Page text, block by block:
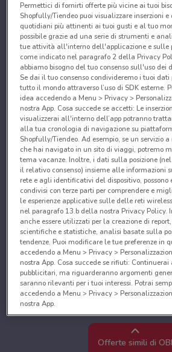
Offerte simili di OBI
Permettici di fornirti offerte più vicine ai tuoi
Shopfully/Tiendeo puoi visualizzare inserzioni
quotidiani più attinenti ai tuoi gusti e al tuo
possibile grazie ad una serie di strumenti e
tue attività all'interno dell'applicazione e sulle
come indicato nel paragrafo 2 della Privacy
abbiamo bisogno del tuo consenso sull'uso
Se dai il tuo consenso condivideremo i tuoi
tutto il mondo attraverso l’uso di SDK esterne.
idea accedendo a Menu > Privacy >
nostra App. Cosa succede se accetti: Le
visualizzerai all'interno dell’app potranno
alla tua cronologia di navigazione su
Shopfully/Tiendeo. Ad esempio, se un servizio
che hai navigato in un sito di viaggi, potremo
tema vacanze. Inoltre, i dati sulla posizione
il relativo consenso) insieme alle informazioni
rete e agli identificativi del dispositivo, possono
condivisi con terze parti per comprendere e
le esperienze applicative sulle delle reti
nel paragrafo 13.b della nostra Privacy Policy.
anche essere utilizzati per la creazione di
scientifiche e statistiche, analisi basate sulla
tendenze. Puoi modificare le tue preferenze in
accedendo a Menu > Privacy >
nostra App. Cosa succede se rifiuti:
pubblicitari, ma riguarderanno argomenti
saranno rilevanti per i tuoi interessi. Potrai
accedendo a Menu > Privacy >
nostra App.
Noi e i nostri partner trattiamo i dati
Utilizzare dati di geolocalizzazione precisi.
caratteristiche del dispositivo ai fini